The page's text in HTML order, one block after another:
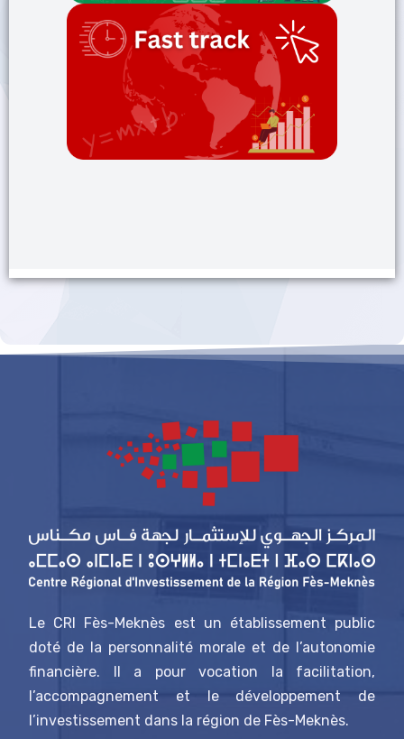
Le CRI Fès-Meknès est un établissement public
doté de la personnalité morale et de l’autonomie
financière. Il a pour vocation la facilitation,
l’accompagnement et le développement de
l’investissement dans la région de Fès-Meknès.